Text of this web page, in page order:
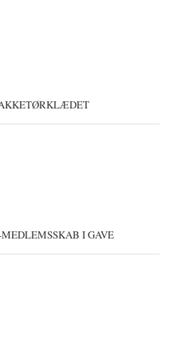
I GAVE